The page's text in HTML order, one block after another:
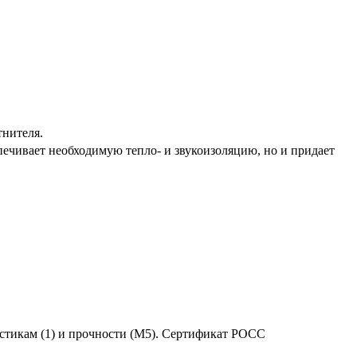
необходимую тепло- и звукоизоляцию, но и придает
(1) и прочности (М5). Сертификат POCC